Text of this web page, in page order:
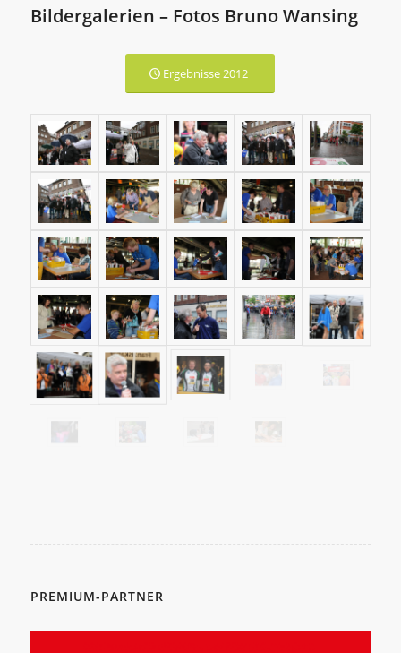
Bildergalerien – Fotos Bruno Wansing
Ergebnisse 2012
PREMIUM-PARTNER